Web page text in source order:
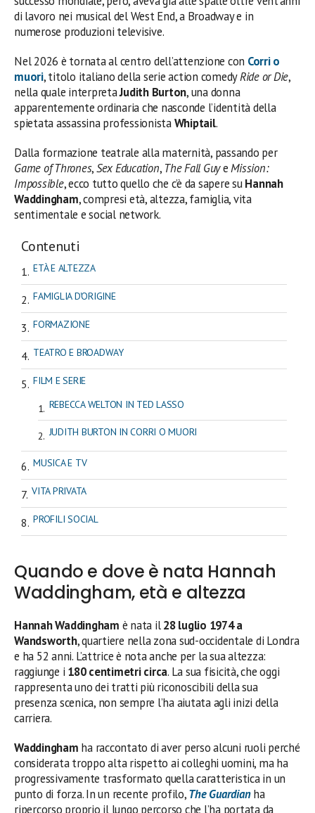
di lavoro nei musical del West End, a Broadway e in
numerose produzioni televisive.
Nel 2026 è tornata al centro dell’attenzione con Corri o
muori, titolo italiano della serie action comedyRide or Die,
nella quale interpretaJudith Burton, una donna
apparentemente ordinaria che nasconde l’identità della
spietata assassina professionistaWhiptail.
Dalla formazione teatrale alla maternità, passando per
Game of Thrones,Sex Education, The Fall GuyeMission:
Impossible, ecco tutto quello che c’è da sapere suHannah
Waddingham, compresi età, altezza, famiglia, vita
sentimentale e social network.
Contenuti
ETÀ E ALTEZZA
FAMIGLIA D'ORIGINE
FORMAZIONE
TEATRO E BROADWAY
FILM E SERIE
REBECCA WELTON IN TED LASSO
JUDITH BURTON IN CORRI O MUORI
MUSICA E TV
VITA PRIVATA
PROFILI SOCIAL
Quando e dove è nata Hannah
Waddingham, età e altezza
Hannah Waddingham è nata il28 luglio 1974 a
Wandsworth, quartiere nella zona sud-occidentale di Londra
e ha 52 anni. L’attrice è nota anche per la sua altezza:
raggiunge i 180 centimetri circa. La sua fisicità, che oggi
rappresenta uno dei tratti più riconoscibili della sua
presenza scenica, non sempre l’ha aiutata agli inizi della
carriera.
Waddingham ha raccontato di aver perso alcuni ruoli perché
considerata troppo alta rispetto ai colleghi uomini, ma ha
progressivamente trasformato quella caratteristica in un
punto di forza. In un recente profilo,The Guardianha
ripercorso proprio il lungo percorso che l’ha portata da